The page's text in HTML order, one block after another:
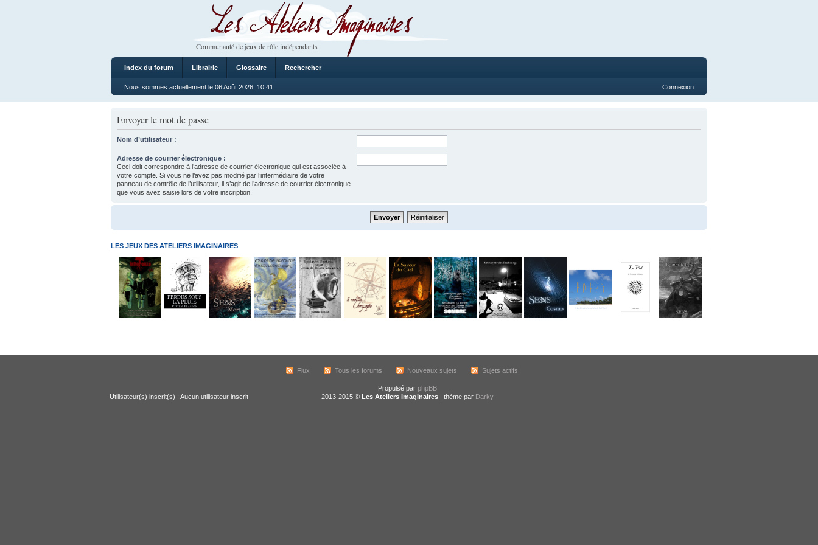
Les Ateliers Imaginaires
Communauté de jeux de rôle indépendants
Index du forum Librairie Glossaire Rechercher
Nous sommes actuellement le 06 Août 2026, 10:41 Connexion
Envoyer le mot de passe
Nom d’utilisateur :
Adresse de courrier électronique :
Ceci doit correspondre à l’adresse de courrier électronique qui est associée à
votre compte. Si vous ne l’avez pas modifié par l’intermédiaire de votre
panneau de contrôle de l’utilisateur, il s’agit de l’adresse de courrier électronique
que vous avez saisie lors de votre inscription.
LES JEUX DES ATELIERS IMAGINAIRES
Flux Tous les forums Nouveaux sujets Sujets actifs
Utilisateur(s) inscrit(s) : Aucun utilisateur inscrit
Propulsé par phpBB
2013-2015 © Les Ateliers Imaginaires | thème par Darky